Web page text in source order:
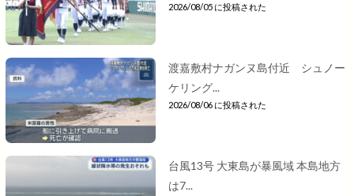
2026/08/05 に投稿された
渡嘉敷村ナガンヌ島付近 シュノー
ケリング...
2026/08/06 に投稿された
台風13号 大東島が暴風域 本島地方
は7...